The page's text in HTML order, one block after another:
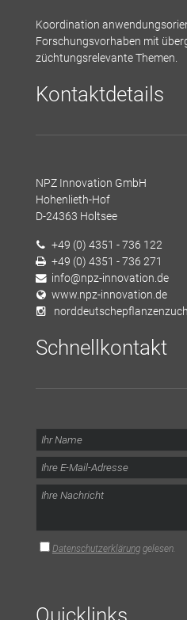
Koordination
Forschungsvorhaben mit
züchtungsrelevante Themen.
Kontaktdetails
NPZ Innovation GmbH
Hohenlieth-Hof
D-24363 Holtsee
+49 (0) 4351 - 736 122
+49 (0) 4351 - 736 271
info@npz-innovation.de
www.npz-innovation.de
Schnellkontakt
Datenschutzerklärunggelesen.
Quicklinks